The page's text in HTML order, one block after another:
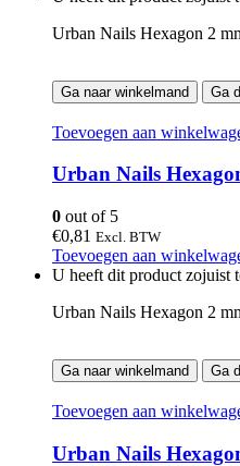
Urban Nails Hexagon 2
Ga naar winkelmand Ga
Toevoegen aan
Urban Nails
0 out of 5
€0,81 Excl. BTW
Toevoegen aan
U heeft dit product zojuist
Urban Nails Hexagon 2
Ga naar winkelmand Ga
Toevoegen aan
Urban Nails